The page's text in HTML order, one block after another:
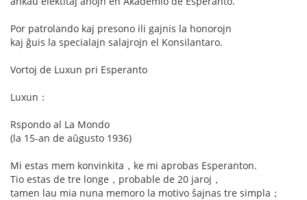
Por patrolando kaj presono ili gajnis la honorojn
kaj ĝuis la specialajn salajrojn el Konsilantaro.
Vortoj de Luxun pri Esperanto
Luxun：
Rspondo al La Mondo
(la 15-an de aŭgusto 1936)
Mi estas mem konvinkita，ke mi aprobas Esperanton.
Tio estas de tre longe，probable de 20 jaroj，
tamen lau mia nuna memoro la motivo ŝajnas tre simpla；